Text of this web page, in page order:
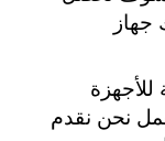
جهاز
نحن نقدم